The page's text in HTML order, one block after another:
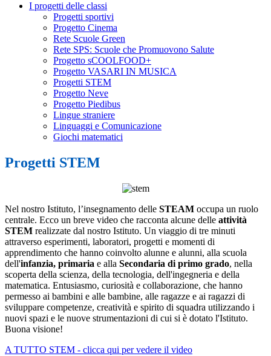
I progetti delle classi
Progetti sportivi
Progetto Cinema
Rete Scuole Green
Rete SPS: Scuole che Promuovono Salute
Progetto sCOOLFOOD+
Progetto VASARI IN MUSICA
Progetti STEM
Progetto Neve
Progetto Piedibus
Lingue straniere
Linguaggi e Comunicazione
Giochi matematici
Progetti STEM
Nel nostro Istituto, l’insegnamento delle STEAM occupa un ruolo
centrale. Ecco un breve video che racconta alcune delle attività
STEM realizzate dal nostro Istituto. Un viaggio di tre minuti
attraverso esperimenti, laboratori, progetti e momenti di
apprendimento che hanno coinvolto alunne e alunni, alla scuola
dell'infanzia, primaria e alla Secondaria di primo grado, nella
scoperta della scienza, della tecnologia, dell'ingegneria e della
matematica. Entusiasmo, curiosità e collaborazione, che hanno
permesso ai bambini e alle bambine, alle ragazze e ai ragazzi di
sviluppare competenze, creatività e spirito di squadra utilizzando i
nuovi spazi e le nuove strumentazioni di cui si è dotato l'Istituto.
Buona visione!
A TUTTO STEM - clicca qui per vedere il video